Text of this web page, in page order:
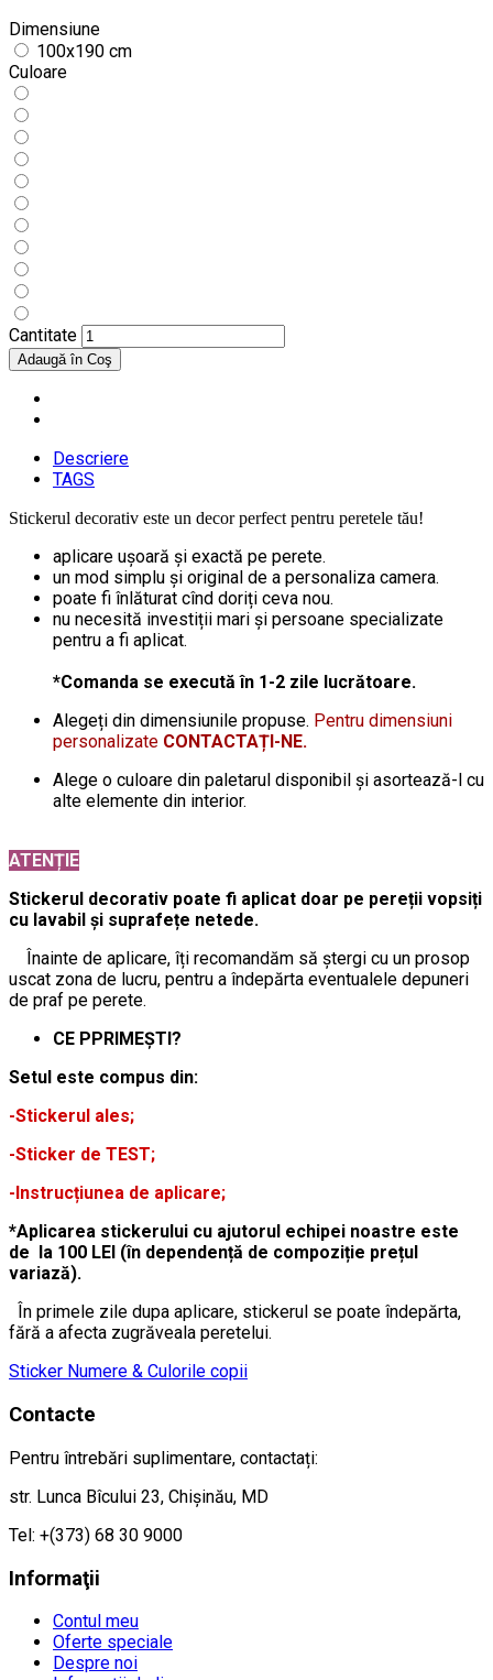
Dimensiune
100x190 cm
Culoare
Cantitate
Descriere
TAGS
Stickerul decorativ este un decor perfect pentru peretele tău!
aplicare ușoară și exactă pe perete.
un mod simplu și original de a personaliza camera.
poate fi înlăturat cînd doriți ceva nou.
nu necesită investiții mari și persoane specializate
pentru a fi aplicat.
*Comanda se execută în 1-2 zile lucrătoare.
Alegeți din dimensiunile propuse. Pentru dimensiuni
personalizate CONTACTAȚI-NE.
Alege o culoare din paletarul disponibil și asortează-l cu
alte elemente din interior.
ATENȚIE
Stickerul decorativ poate fi aplicat doar pe pereții vopsiți
cu lavabil și suprafețe netede.
Înainte de aplicare, îți recomandăm să ștergi cu un prosop
uscat zona de lucru, pentru a îndepărta eventualele depuneri
de praf pe perete.
CE PPRIMEȘTI?
Setul este compus din:
-Stickerul ales;
-Sticker de TEST;
-Instrucțiunea de aplicare;
*Aplicarea stickerului cu ajutorul echipei noastre este
de la 100 LEI (în dependență de compoziție prețul
variază).
În primele zile dupa aplicare, stickerul se poate îndepărta,
fără a afecta zugrăveala peretelui.
Sticker Numere & Culorile copii
Contacte
Pentru întrebări suplimentare, contactați:
str. Lunca Bîcului 23, Chișinău, MD
Tel: +(373) 68 30 9000
Informaţii
Contul meu
Oferte speciale
Despre noi